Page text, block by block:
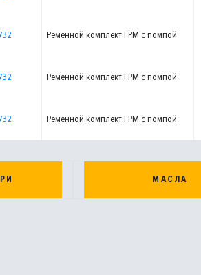
Ременной комплект ГРМ с помпой
Ременной комплект ГРМ с помпой
Ременной комплект ГРМ с помпой
МАСЛА